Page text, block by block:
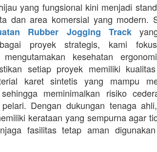
yang fungsional kini menjadi
dan area komersial yang modern.
Rubber Jogging Track
proyek strategis, kami
kesehatan
setiap proyek memiliki
karet sintetis yang mampu
meminimalkan risiko
Dengan dukungan tenaga
kerataan yang sempurna agar
fasilitas tetap aman